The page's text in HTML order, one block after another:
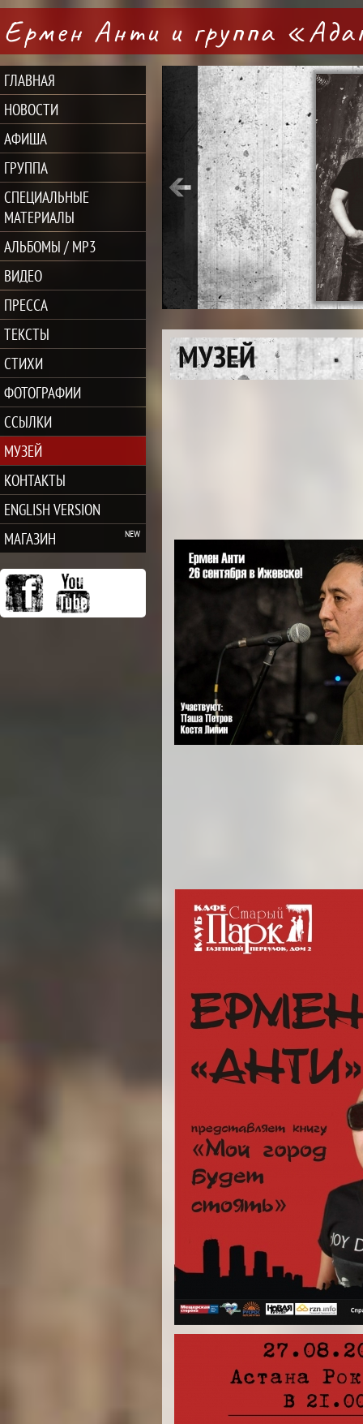
Ермен Анти и группа
ГЛАВНАЯ
НОВОСТИ
АФИША
ГРУППА
СПЕЦИАЛЬНЫЕ
МАТЕРИАЛЫ
АЛЬБОМЫ / MP3
ВИДЕО
ПРЕССА
ТЕКСТЫ
СТИХИ
ФОТОГРАФИИ
ССЫЛКИ
МУЗЕЙ
КОНТАКТЫ
ENGLISH VERSION
МАГАЗИН
МУЗЕЙ